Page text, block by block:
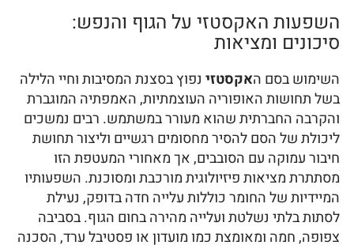
השפעות האקסטזי על הגוף והנפש:
סיכונים ומציאות
השימוש בסם האקסטזינפוץ בסצנת המסיבות וחיי הלילה
בשל תחושות האופוריה העוצמתיות, האמפתיה המוגברת
והקרבה החברתית שהוא מעורר במשתמש. רבים נמשכים
ליכולת של הסם להסיר מחסומים רגשיים וליצור תחושת
חיבור עמוקה עם הסובבים, אך מאחורי המעטפת הזו
מסתתרת מציאות פיזיולוגית מורכבת ומסוכנת. השפעותיו
המיידיות של החומר כוללות עלייה חדה בדופק, נעילת
לסתות בלתי נשלטת ועלייה מהירה בחום הגוף. בסביבה
צפופה, חמה ומאומצת כמו מועדון או פסטיבל ערד, הסכנה